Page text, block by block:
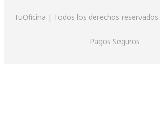
TuOficina | Todos los derechos reservados.
Pagos Seguros